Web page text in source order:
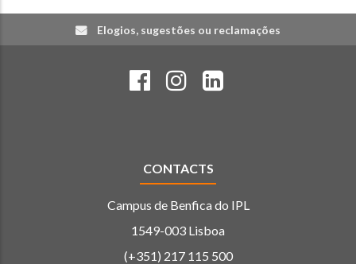
Elogios, sugestões ou reclamações
CONTACTS
Campus de Benfica do IPL
1549-003 Lisboa
(+351) 217 115 500